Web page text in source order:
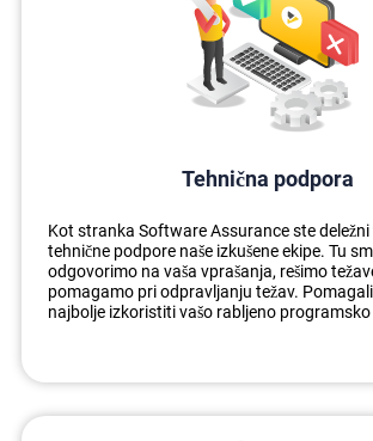
Tehnična podpora
Kot stranka Software Assurance ste
tehnične podpore naše izkušene ekipe. Tu
odgovorimo na vaša vprašanja, rešimo
pomagamo pri odpravljanju težav.
najbolje izkoristiti vašo rabljeno